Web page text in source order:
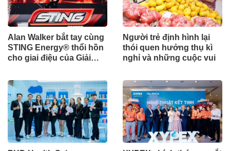
Alan Walker bắt tay cùng
STING Energy® thổi hồn
cho giai điệu của Giải
Người trẻ định hình lại
thói quen hưởng thụ kì
nghỉ và những cuộc vui